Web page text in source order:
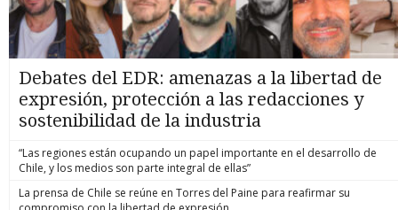
Debates del EDR: amenazas a la libertad de
expresión, protección a las redacciones y
sostenibilidad de la industria
“Las regiones están ocupando un papel importante en el desarrollo de
Chile, y los medios son parte integral de ellas”
La prensa de Chile se reúne en Torres del Paine para reafirmar su